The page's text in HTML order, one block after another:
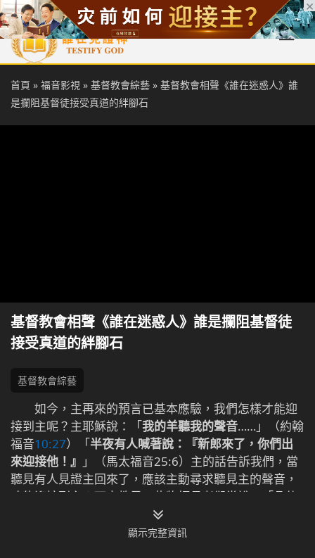
首頁 每日靈糧 天國福音 基督徒見證 信仰解答 聖經
首頁 » 福音影視 » 基督教會綜藝 » 基督教會相聲《誰在迷惑人》誰
是攔阻基督徒接受真道的絆腳石
基督教會相聲《誰在迷惑人》誰是攔阻基督徒
接受真道的絆腳石
基督教會綜藝
如今，主再來的預言已基本應驗，我們怎樣才能迎
接到主呢？主耶穌說：「我的羊聽我的聲音……」（約翰
福音10:27）「半夜有人喊著說：『新郎來了，你們出
來迎接他！』 」（馬太福音25:6）主的話告訴我們，當
聽見有人見證主回來了，應該主動尋求聽見主的聲音，
才能迎接到主！可宗教界一些牧師長老卻常說：「凡傳
主來都是假的，是迷惑人的，千萬不要聽……」他們為何
公然違背主的話，攔阻、限制我們聽主的聲音呢？在迎
顯示完整資訊